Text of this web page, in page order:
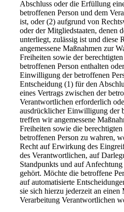
Abschluss oder die Erfüllung
betroffenen Person und dem
ist, oder (2) aufgrund von
oder der Mitgliedstaaten, denen
unterliegt, zulässig ist und diese
angemessene Maßnahmen zur
Freiheiten sowie der
betroffenen Person enthalten
Einwilligung der betroffenen
Entscheidung (1) für den
eines Vertrags zwischen der
Verantwortlichen erforderlich
ausdrücklicher Einwilligung der
treffen wir angemessene
Freiheiten sowie die berechtigten
betroffenen Person zu wahren,
Recht auf Erwirkung des
des Verantwortlichen, auf
Standpunkts und auf
gehört. Möchte die betroffene
auf automatisierte
sie sich hierzu jederzeit an
Verarbeitung Verantwortlichen